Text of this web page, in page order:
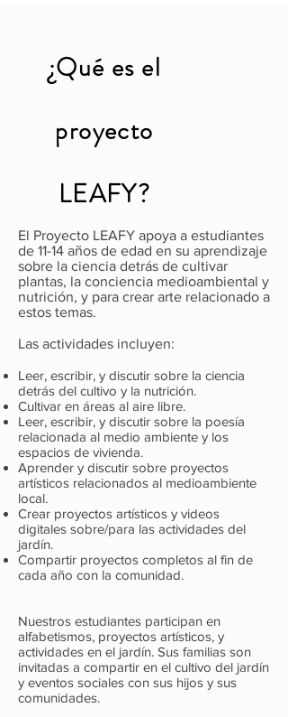
¿Qué es el
proyecto
LEAFY?
El Proyecto LEAFY apoya a estudiantes
de 11-14 años de edad en su aprendizaje
sobre la ciencia detrás de cultivar
plantas, la conciencia medioambiental y
nutrición, y para crear arte relacionado a
estos temas.
Las actividades incluyen:
Leer, escribir, y discutir sobre la ciencia
detrás del cultivo y la nutrición.
Cultivar en áreas al aire libre.
Leer, escribir, y discutir sobre la poesía
relacionada al medio ambiente y los
espacios de vivienda.
Aprender y discutir sobre proyectos
artísticos relacionados al medioambiente
local.
Crear proyectos artísticos y videos
digitales sobre/para las actividades del
jardín.
Compartir proyectos completos al fin de
cada año con la comunidad.
Nuestros estudiantes participan en
alfabetismos, proyectos artísticos, y
actividades en el jardín. Sus familias son
invitadas a compartir en el cultivo del jardín
y eventos sociales con sus hijos y sus
comunidades.